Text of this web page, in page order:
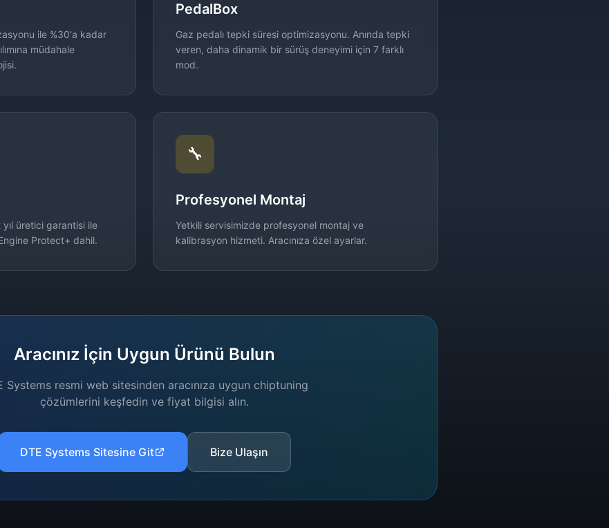
ile %30'a kadar
müdahale
PedalBox
Gaz pedalı tepki süresi optimizasyonu. Anında tepki
veren, daha dinamik bir sürüş deneyimi için 7 farklı
mod.
üretici garantisi ile
Protect+ dahil.
🔧
Profesyonel Montaj
Yetkili servisimizde profesyonel montaj ve
kalibrasyon hizmeti. Aracınıza özel ayarlar.
Aracınız İçin Uygun Ürünü Bulun
Systems resmi web sitesinden aracınıza uygun chiptuning
çözümlerini keşfedin ve fiyat bilgisi alın.
DTE Systems Sitesine Git Bize Ulaşın